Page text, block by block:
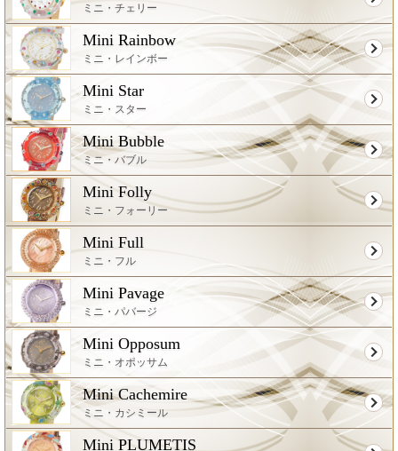
ミニ・チェリー
Mini Rainbow
ミニ・レインボー
Mini Star
ミニ・スター
Mini Bubble
ミニ・バブル
Mini Folly
ミニ・フォーリー
Mini Full
ミニ・フル
Mini Pavage
ミニ・パバージ
Mini Opposum
ミニ・オポッサム
Mini Cachemire
ミニ・カシミール
Mini PLUMETIS